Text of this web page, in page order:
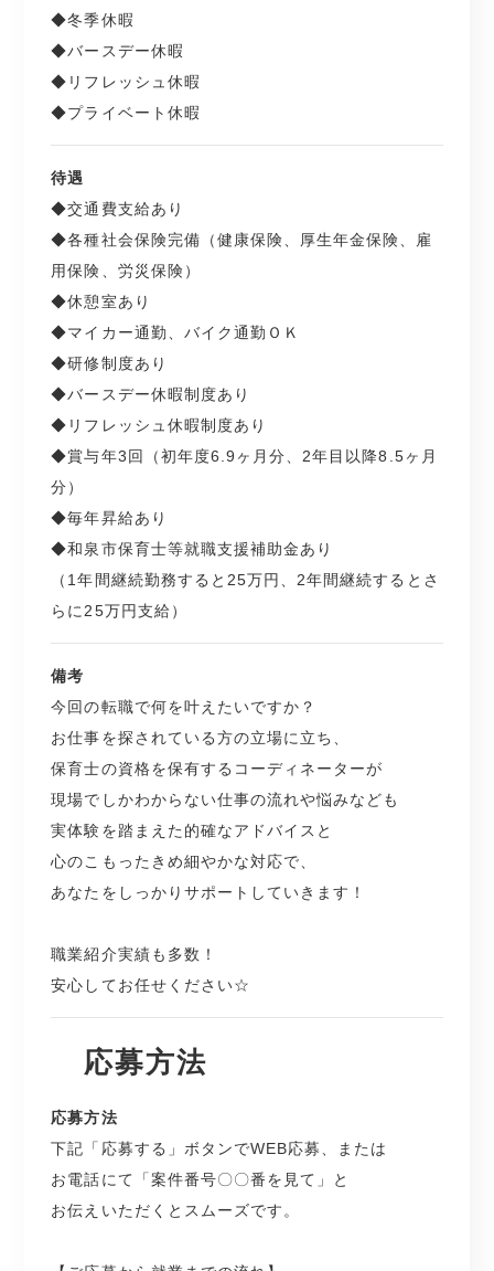
◆冬季休暇
◆バースデー休暇
◆リフレッシュ休暇
◆プライベート休暇
待遇
◆交通費支給あり
◆各種社会保険完備（健康保険、厚生年金保険、雇
用保険、労災保険）
◆休憩室あり
◆マイカー通勤、バイク通勤ＯＫ
◆研修制度あり
◆バースデー休暇制度あり
◆リフレッシュ休暇制度あり
◆賞与年3回（初年度6.9ヶ月分、2年目以降8.5ヶ月
分）
◆毎年昇給あり
◆和泉市保育士等就職支援補助金あり
（1年間継続勤務すると25万円、2年間継続するとさ
らに25万円支給）
備考
今回の転職で何を叶えたいですか？
お仕事を探されている方の立場に立ち、
保育士の資格を保有するコーディネーターが
現場でしかわからない仕事の流れや悩みなども
実体験を踏まえた的確なアドバイスと
心のこもったきめ細やかな対応で、
あなたをしっかりサポートしていきます！
職業紹介実績も多数！
安心してお任せください☆
応募方法
応募方法
下記「応募する」ボタンでWEB応募、または
お電話にて「案件番号〇〇番を見て」と
お伝えいただくとスムーズです。